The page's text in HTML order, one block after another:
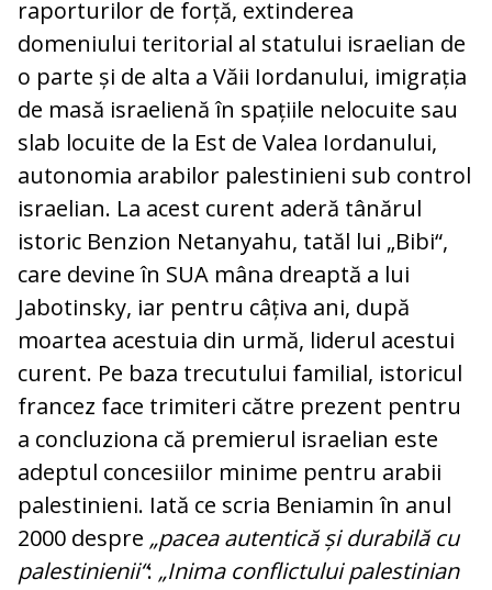
raporturilor de forță, extinderea
domeniului teritorial al statului israelian de
o parte și de alta a Văii Iordanului, imigrația
de masă israelienă în spațiile nelocuite sau
slab locuite de la Est de Valea Iordanului,
autonomia arabilor palestinieni sub control
israelian. La acest curent aderă tânărul
istoric Benzion Netanyahu, tatăl lui „Bibi“,
care devine în SUA mâna dreaptă a lui
Jabotinsky, iar pentru câțiva ani, după
moartea acestuia din urmă, liderul acestui
curent. Pe baza trecutului familial, istoricul
francez face trimiteri către prezent pentru
a concluziona că premierul israelian este
adeptul concesiilor minime pentru arabii
palestinieni. Iată ce scria Beniamin în anul
2000 despre „pacea autentică și durabilă cu
palestinienii“: „Inima conflictului palestinian